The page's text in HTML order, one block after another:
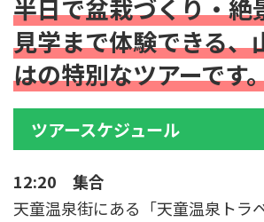
半日で盆栽づくり・絶
見学まで体験できる、
はの特別なツアーです
ツアースケジュール
12:20 集合
天童温泉街にある「天童温泉トラ